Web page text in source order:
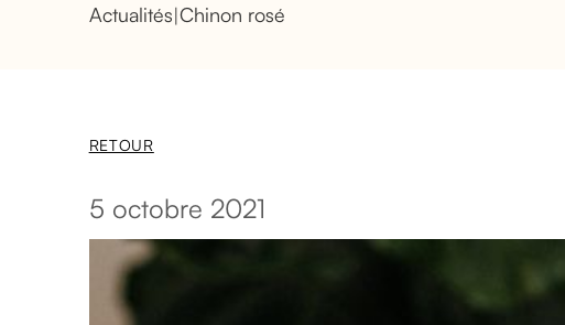
Actualités|Chinon rosé
RETOUR
5 octobre 2021